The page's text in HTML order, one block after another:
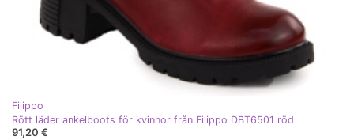
Filippo
Rött läder ankelboots för kvinnor från Filippo DBT6501 röd
91,20 €